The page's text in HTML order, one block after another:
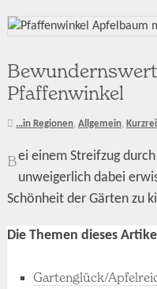
Pfaffenwinkel
...in Regionen, Allgemein,
Bei einem Streifzug
unweigerlich dabei
Schönheit der Gärten zu
Die Themen dieses
Gartenglück/